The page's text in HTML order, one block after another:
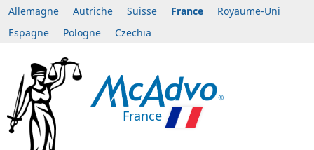
Allemagne Autriche Suisse France
Royaume-Uni
Espagne
Pologne Czechia
France